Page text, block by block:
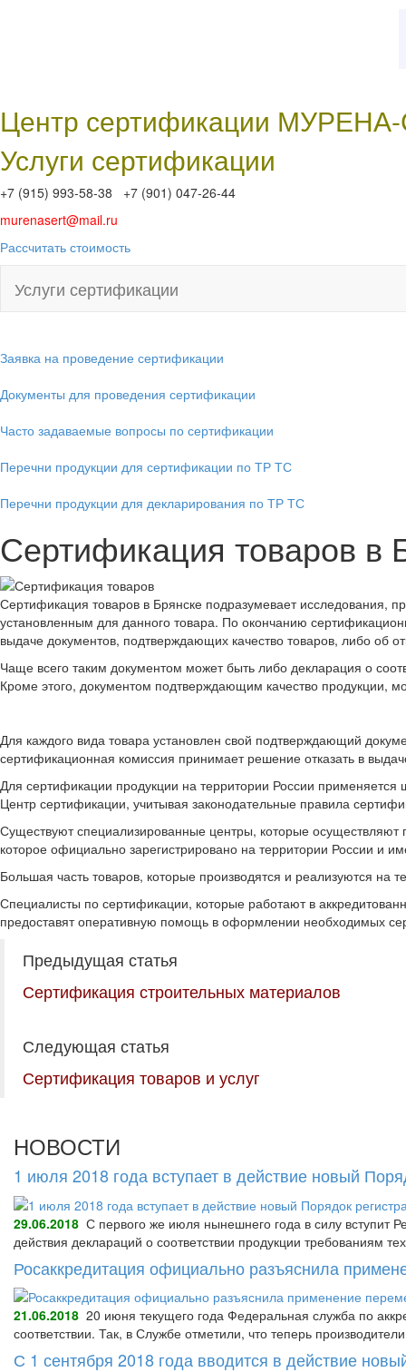
Центр сертификации
Услуги сертификации
+7 (915) 993-58-38 +7 (901) 047-26-44
murenasert@mail.ru
Рассчитать стоимость
Услуги сертификации
Заявка на проведение сертификации
Документы для проведения сертификации
Часто задаваемые вопросы по сертификации
Перечни продукции для сертификации по ТР ТС
Перечни продукции для декларирования по ТР ТС
Сертификация товаров в
Сертификация товаров в Брянске подразумевает исследования,
установленным для данного товара. По окончанию
выдаче документов, подтверждающих качество товаров, либо об
Чаще всего таким документом может быть либо декларация о
Кроме этого, документом подтверждающим качество продукции,
Для каждого вида товара установлен свой подтверждающий
сертификационная комиссия принимает решение отказать в
Для сертификации продукции на территории России
Центр сертификации, учитывая законодательные правила
Существуют специализированные центры, которые
которое официально зарегистрировано на территории России и
Большая часть товаров, которые производятся и реализуются на
Специалисты по сертификации, которые работают в
предоставят оперативную помощь в оформлении необходимых
Предыдущая статья
Сертификация строительных материалов
Следующая статья
Сертификация товаров и услуг
НОВОСТИ
1 июля 2018 года вступает в действие новый
29.06.2018 С первого же июля нынешнего года в силу вступит
действия деклараций о соответствии продукции требованиям
Росаккредитация официально разъяснила
21.06.2018 20 июня текущего года Федеральная служба по
соответствии. Так, в Службе отметили, что теперь
С 1 сентября 2018 года вводится в действие